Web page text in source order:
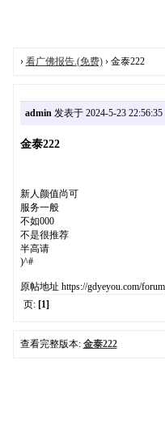
› 看广佛报告.(免费)› 金泰222
admin发表于 2024-5-23 22:56:35
金泰222
新人颜值尚可
服务一般
不如000
不是很推荐
半高请
)^#
原帖地址 https://gdyeyou.com/
页: [1]
查看完整版本: 金泰222